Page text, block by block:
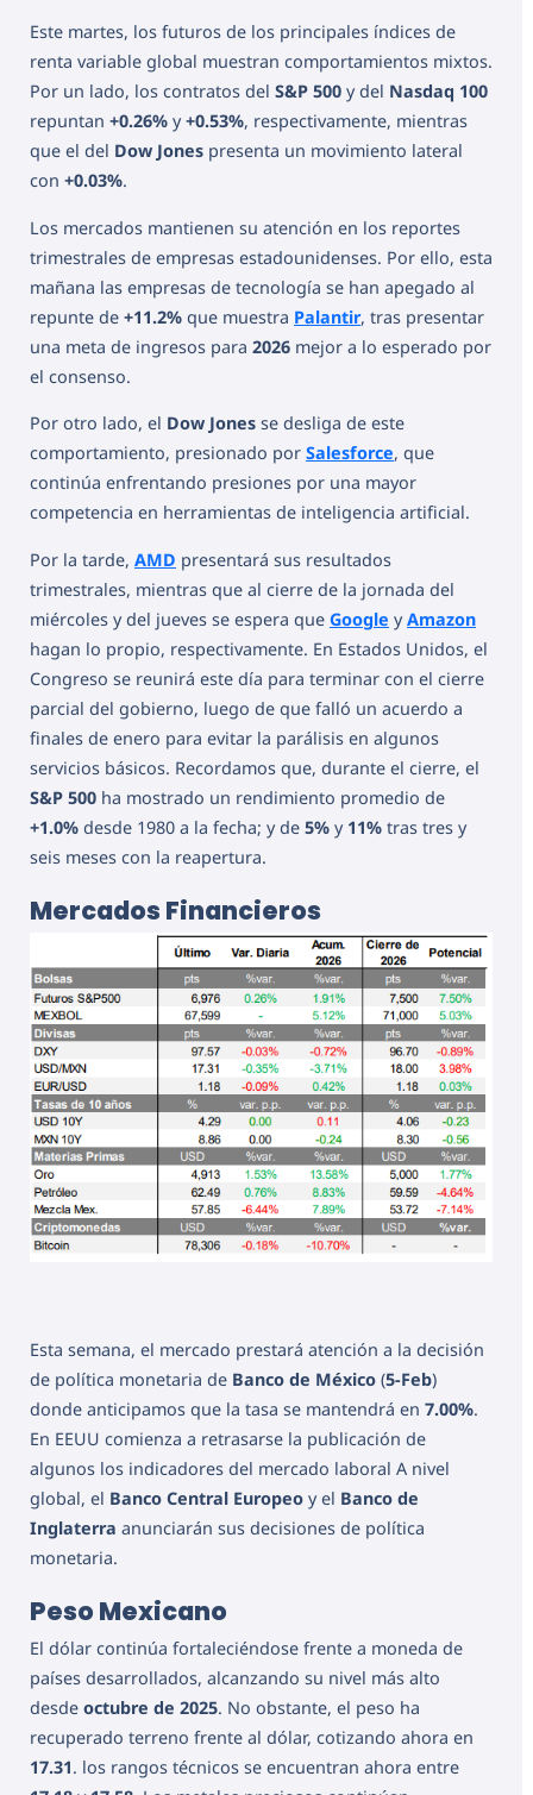
Este martes, los futuros de los principales índices de
renta variable global muestran comportamientos mixtos.
Por un lado, los contratos del S&P 500 y del Nasdaq 100
repuntan +0.26% y+0.53%, respectivamente, mientras
que el del Dow Jones presenta un movimiento lateral
con +0.03%.
Los mercados mantienen su atención en los reportes
trimestrales de empresas estadounidenses. Por ello, esta
mañana las empresas de tecnología se han apegado al
repunte de +11.2% que muestra Palantir, tras presentar
una meta de ingresos para 2026 mejor a lo esperado por
el consenso.
Por otro lado, el Dow Jones se desliga de este
comportamiento, presionado por Salesforce, que
continúa enfrentando presiones por una mayor
competencia en herramientas de inteligencia artificial.
Por la tarde, AMD presentará sus resultados
trimestrales, mientras que al cierre de la jornada del
miércoles y del jueves se espera que Google yAmazon
hagan lo propio, respectivamente. En Estados Unidos, el
Congreso se reunirá este día para terminar con el cierre
parcial del gobierno, luego de que falló un acuerdo a
finales de enero para evitar la parálisis en algunos
servicios básicos. Recordamos que, durante el cierre, el
S&P 500 ha mostrado un rendimiento promedio de
+1.0% desde 1980 a la fecha; y de 5% y 11% tras tres y
seis meses con la reapertura.
Mercados Financieros
Esta semana, el mercado prestará atención a la decisión
de política monetaria de Banco de México (5-Feb)
donde anticipamos que la tasa se mantendrá en 7.00%.
En EEUU comienza a retrasarse la publicación de
algunos los indicadores del mercado laboral A nivel
global, el Banco Central Europeo y el Banco de
Inglaterra anunciarán sus decisiones de política
monetaria.
Peso Mexicano
El dólar continúa fortaleciéndose frente a moneda de
países desarrollados, alcanzando su nivel más alto
desde octubre de 2025. No obstante, el peso ha
recuperado terreno frente al dólar, cotizando ahora en
17.31. los rangos técnicos se encuentran ahora entre